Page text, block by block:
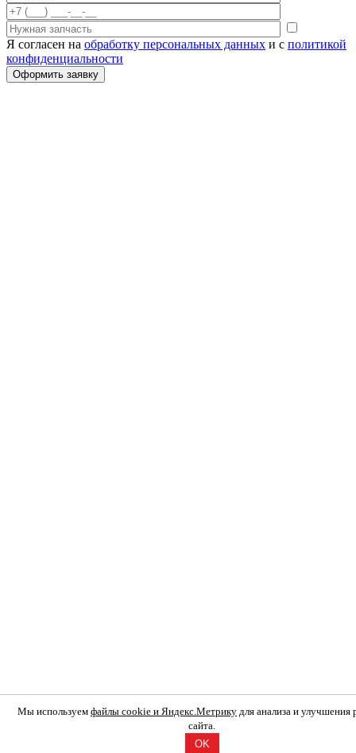
Я согласен на обработку персональных данных и с политикой
конфиденциальности
Мы используем файлы cookie и Яндекс.Метрику для анализа и улучшения
сайта.
OK